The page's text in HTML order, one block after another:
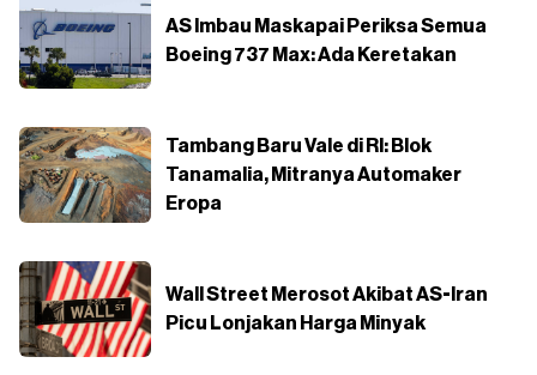
AS Imbau Maskapai Periksa Semua
Boeing 737 Max: Ada Keretakan
Tambang Baru Vale di RI: Blok
Tanamalia, Mitranya Automaker
Eropa
Wall Street Merosot Akibat AS-Iran
Picu Lonjakan Harga Minyak